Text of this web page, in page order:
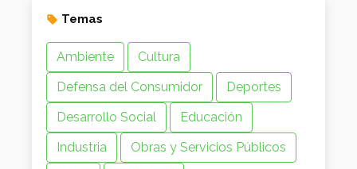
Temas
Ambiente
Cultura
Defensa del Consumidor
Deportes
Desarrollo Social
Educación
Industria
Obras y Servicios Públicos